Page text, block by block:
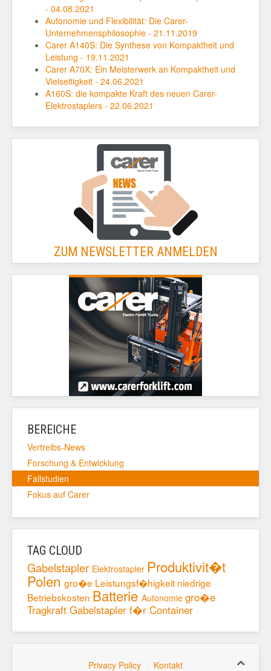
- 04.08.2021
Autonomie und Flexibilität: Die Carer-
Unternehmensphilosophie - 21.11.2019
Carer A140S: Die Synthese von Kompaktheit und
Leistung - 19.11.2021
Carer A70X: Ein Meisterwerk an Kompaktheit und
Vielseitigkeit - 24.06.2021
A160S: die kompakte Kraft des neuen Carer-
Elektrostaplers - 22.06.2021
ZUM NEWSLETTER ANMELDEN
BEREICHE
Vertreibs-News
Forschung & Entwicklung
Fallstudien
Fokus auf Carer
TAG CLOUD
Gabelstapler Elektrostapler Produktivit�t
Polen gro�e Leistungsf�higkeit niedrige
Betriebskosten Batterie Autonomie gro�e
Tragkraft Gabelstapler f�r Container
Privacy Policy Kontakt